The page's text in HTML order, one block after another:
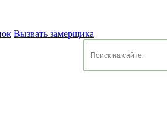
Вызвать замерщика